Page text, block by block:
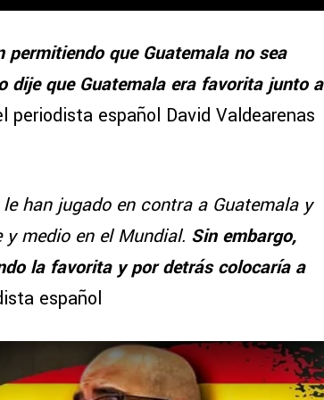
que Guatemala no sea
dije que Guatemala era favorita junto a
periodista español David Valdearenas
han jugado en contra a Guatemala y
medio en el Mundial. Sin embargo,
la favorita y por detrás colocaría a
español